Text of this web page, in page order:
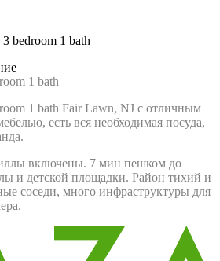
bedroom 1 bath
1 bath
1 bath Fair Lawn, NJ с отличным
есть вся необходимая посуда,
включены. 7 мин пешком до
и детской площадки. Район тихий и
соседи, много инфраструктуры для